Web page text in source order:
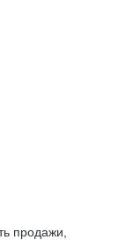
продажи,